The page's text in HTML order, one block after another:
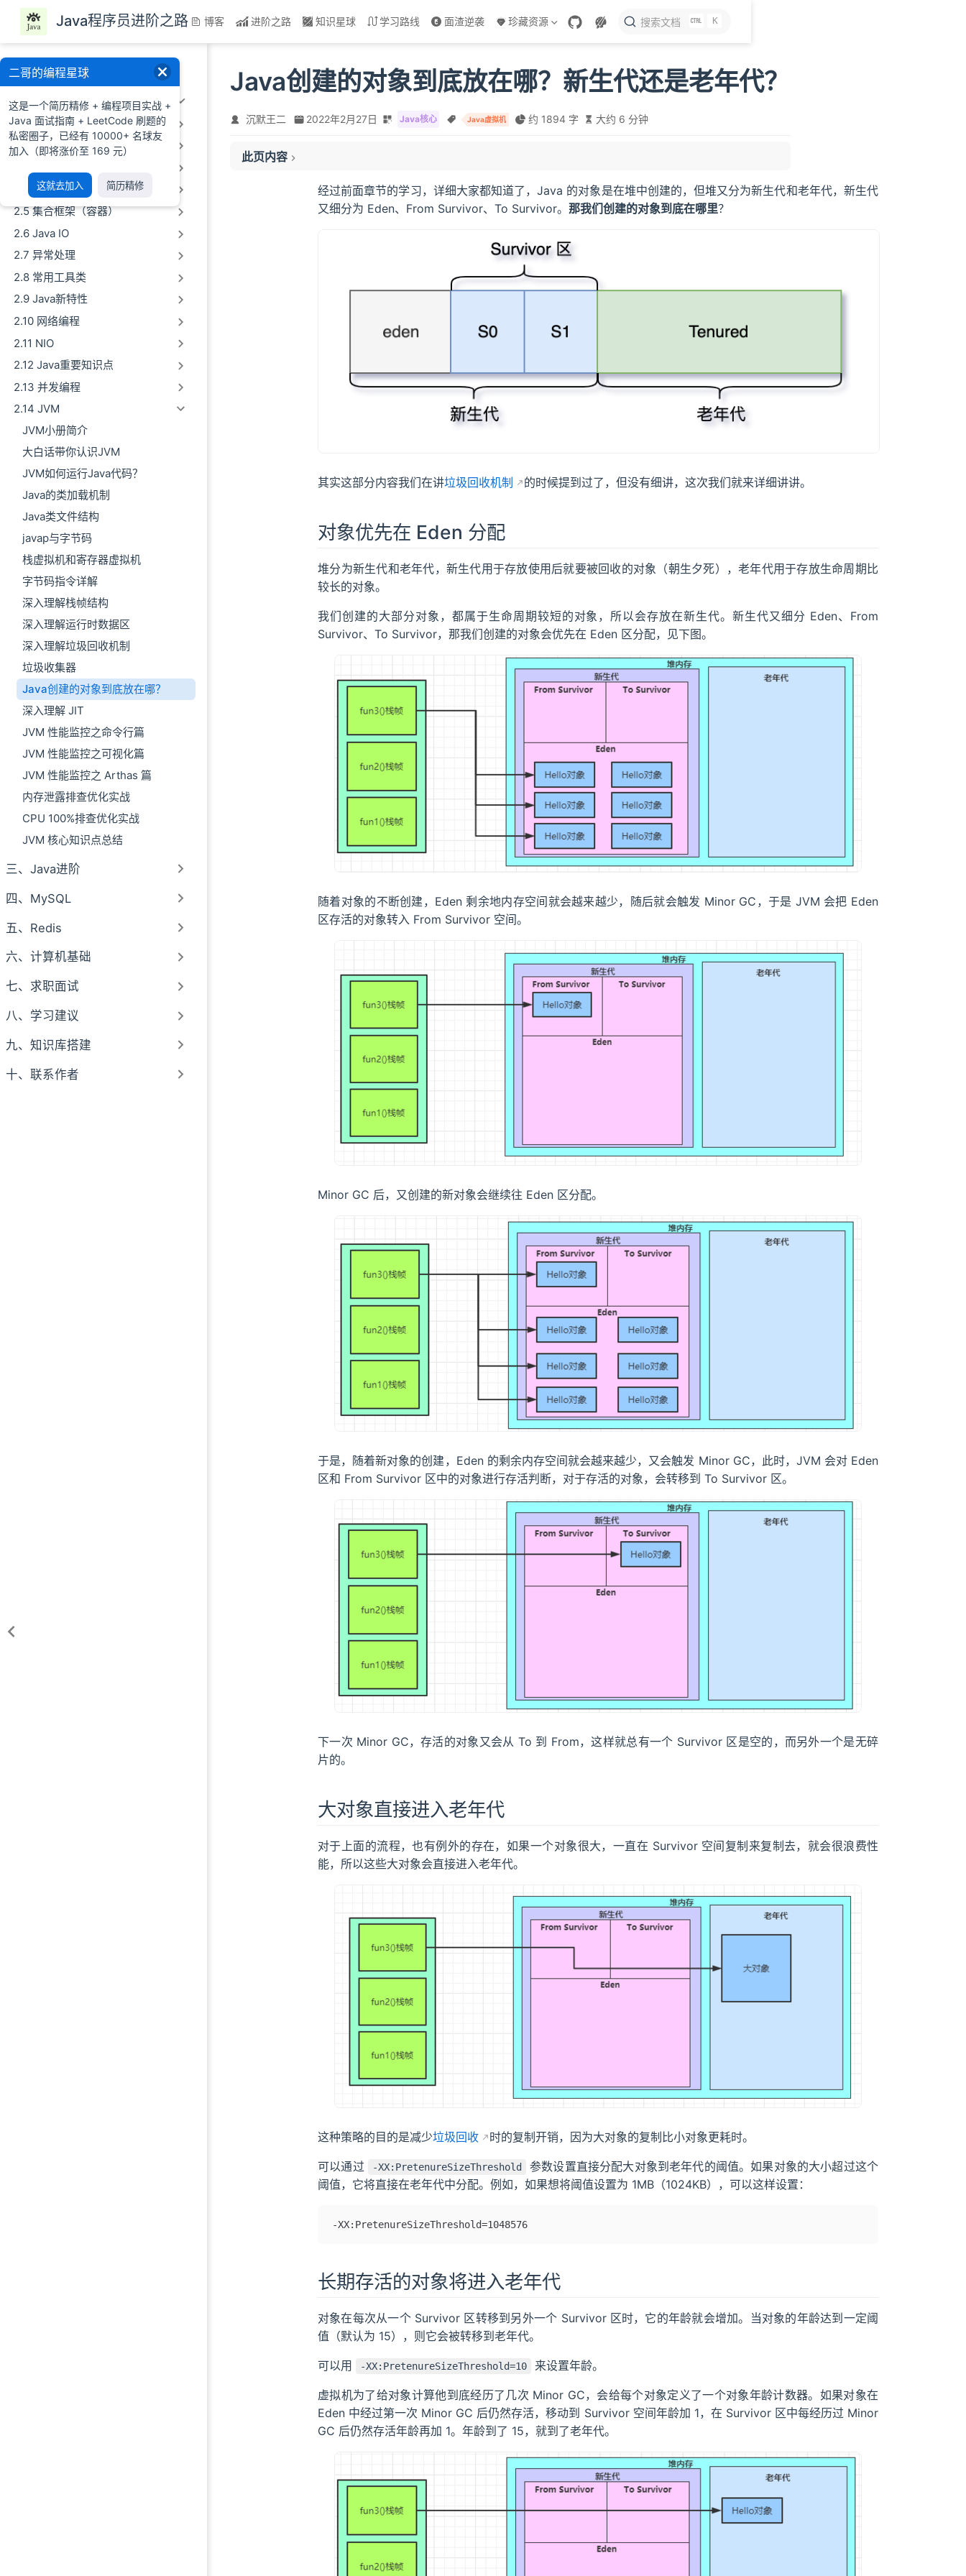
跳至主要內容
Java程序员进阶之路 博客 进阶之路 知识星球 学习路线 面渣逆袭 珍藏资源 搜索文档 K
一、前言
二、Java基础
2.1 Java概述及环境配置
2.2 Java语法基础
2.4 面向对象编程
2.5 集合框架（容器）
2.6 Java IO
2.7 异常处理
2.8 常用工具类
2.9 Java新特性
2.10 网络编程
2.11 NIO
2.12 Java重要知识点
2.13 并发编程
2.14 JVM
JVM小册简介
大白话带你认识JVM
JVM如何运行Java代码？
Java的类加载机制
Java类文件结构
javap与字节码
栈虚拟机和寄存器虚拟机
字节码指令详解
深入理解栈帧结构
深入理解运行时数据区
深入理解垃圾回收机制
垃圾收集器
Java创建的对象到底放在哪？
深入理解 JIT
JVM 性能监控之命令行篇
JVM 性能监控之可视化篇
JVM 性能监控之 Arthas 篇
内存泄露排查优化实战
CPU 100%排查优化实战
JVM 核心知识点总结
三、Java进阶
四、MySQL
五、Redis
六、计算机基础
七、求职面试
八、学习建议
九、知识库搭建
十、联系作者
Java创建的对象到底放在哪？新生代还是老年代？
沉默王二 2022年2月27日 Java核心 Java虚拟机 约 1894 字 大约 6 分钟
此页内容
大对象直接进入老年代
经过前面章节的学习，详细大家都知道了，Java 的对象是在堆中创建的，但堆又分为新生代和老年代，新生代
又细分为 Eden、From Survivor、To Survivor。 那我们创建的对象到底在哪里？
其实这部分内容我们在讲垃圾回收机制 的时候提到过了，但没有细讲，这次我们就来详细讲讲。
对象优先在 Eden 分配
堆分为新生代和老年代，新生代用于存放使用后就要被回收的对象（朝生夕死），老年代用于存放生命周期比
较长的对象。
我们创建的大部分对象，都属于生命周期较短的对象，所以会存放在新生代。新生代又细分 Eden、From
Survivor、To Survivor，那我们创建的对象会优先在 Eden 区分配，见下图。
随着对象的不断创建，Eden 剩余地内存空间就会越来越少，随后就会触发 Minor GC，于是 JVM 会把 Eden
区存活的对象转入 From Survivor 空间。
Minor GC 后，又创建的新对象会继续往 Eden 区分配。
于是，随着新对象的创建，Eden 的剩余内存空间就会越来越少，又会触发 Minor GC，此时，JVM 会对 Eden
区和 From Survivor 区中的对象进行存活判断，对于存活的对象，会转移到 To Survivor 区。
下一次 Minor GC，存活的对象又会从 To 到 From，这样就总有一个 Survivor 区是空的，而另外一个是无碎
片的。
大对象直接进入老年代
对于上面的流程，也有例外的存在，如果一个对象很大，一直在 Survivor 空间复制来复制去，就会很浪费性
能，所以这些大对象会直接进入老年代。
这种策略的目的是减少垃圾回收 时的复制开销，因为大对象的复制比小对象更耗时。
可以通过 -XX:PretenureSizeThreshold
参数设置直接分配大对象到老年代的阈值。如果对象的大小超过这个
阈值，它将直接在老年代中分配。例如，如果想将阈值设置为 1MB（1024KB），可以这样设置：
-XX:PretenureSizeThreshold=1048576
长期存活的对象将进入老年代
对象在每次从一个 Survivor 区转移到另外一个 Survivor 区时，它的年龄就会增加。当对象的年龄达到一定阈
值（默认为 15），则它会被转移到老年代。
可以用 -XX:PretenureSizeThreshold=10 来设置年龄。
虚拟机为了给对象计算他到底经历了几次 Minor GC，会给每个对象定义了一个对象年龄计数器。如果对象在
Eden 中经过第一次 Minor GC 后仍然存活，移动到 Survivor 空间年龄加 1，在 Survivor 区中每经历过 Minor
GC 后仍然存活年龄再加 1。年龄到了 15，就到了老年代。
二哥的编程星球
这是一个简历精修 + 编程项目实战 +
Java 面试指南 + LeetCode 刷题的
私密圈子，已经有 10000+ 名球友
加入（即将涨价至 169 元）
这就去加入 简历精修